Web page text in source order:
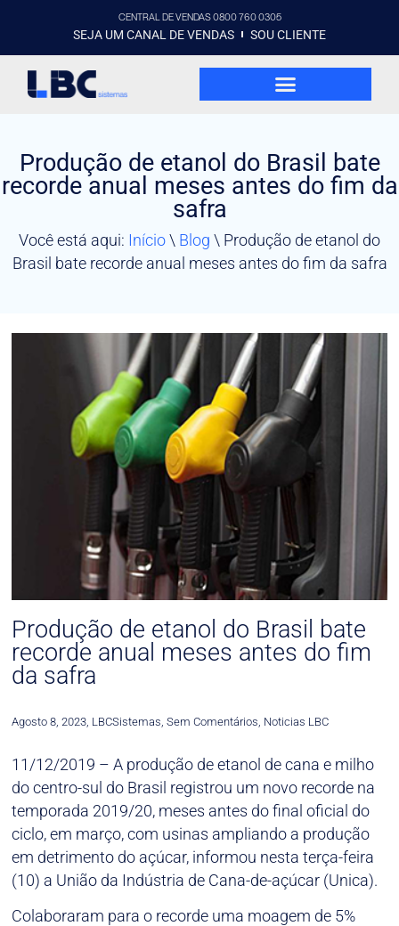
CENTRAL DE VENDAS 0800 760 0305
SEJA UM CANAL DE VENDAS SOU CLIENTE
Produção de etanol do Brasil bate
recorde anual meses antes do fim da
safra
Você está aqui: Início\ Blog \ Produção de etanol do
Brasil bate recorde anual meses antes do fim da safra
Produção de etanol do Brasil bate
recorde anual meses antes do fim
da safra
Agosto 8, 2023, LBCSistemas, Sem Comentários, Noticias LBC
11/12/2019 – A produção de etanol de cana e milho
do centro-sul do Brasil registrou um novo recorde na
temporada 2019/20, meses antes do final oficial do
ciclo, em março, com usinas ampliando a produção
em detrimento do açúcar, informou nesta terça-feira
(10) a União da Indústria de Cana-de-açúcar (Unica).
Colaboraram para o recorde uma moagem de 5%